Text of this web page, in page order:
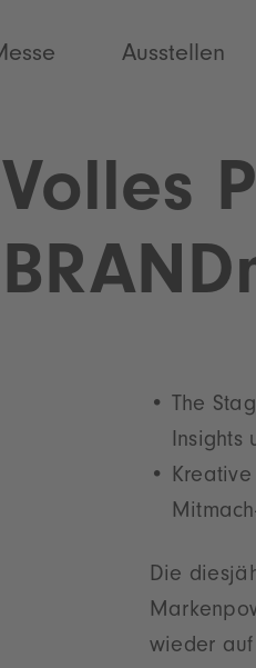
Ausstellen
Volles
The
Insights
Die
wieder auf